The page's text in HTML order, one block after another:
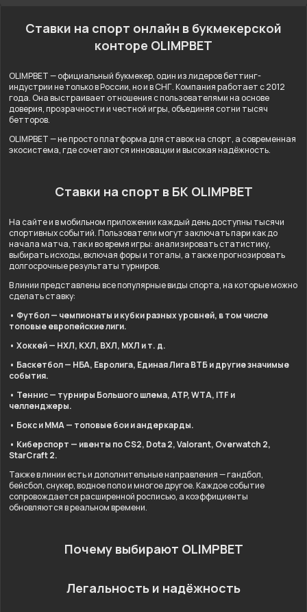
Ставки на спорт онлайн в букмекерской
конторе OLIMPBET
OLIMPBET — официальный букмекер, один из лидеров беттинг-
индустрии не только в России, но и в СНГ. Компания работает с 2012
года. Она выстраивает отношения с пользователями на основе
доверия, прозрачности и честной игры, объединяя сотни тысяч
бетторов.
OLIMPBET — не просто платформа для ставок на спорт, а современная
экосистема, где сочетаются инновации и высокая надёжность.
Ставки на спорт в БК OLIMPBET
На сайте и в мобильном приложении каждый день доступны тысячи
спортивных событий. Пользователи могут заключать пари как до
начала матча, так и во время игры: анализировать статистику,
выбирать исходы, включая форы и тоталы, а также прогнозировать
долгосрочные результаты турниров.
В линии представлены все популярные виды спорта, на которые можно
сделать ставку:
• Футбол — чемпионаты и кубки разных уровней, в том числе
топовые европейские лиги.
• Хоккей — НХЛ, КХЛ, ВХЛ, МХЛ и т. д.
• Баскетбол — НБА, Евролига, Единая Лига ВТБ и другие значимые
события.
• Теннис — турниры Большого шлема, ATP, WTA, ITF и
челленджеры.
• Бокс и ММА — топовые бои и андеркарды.
• Киберспорт — ивенты по CS2, Dota 2, Valorant, Overwatch 2,
StarCraft 2.
Также в линии есть и дополнительные направления — гандбол,
бейсбол, снукер, водное поло и многое другое. Каждое событие
сопровождается расширенной росписью, а коэффициенты
обновляются в реальном времени.
Почему выбирают OLIMPBET
Легальность и надёжность